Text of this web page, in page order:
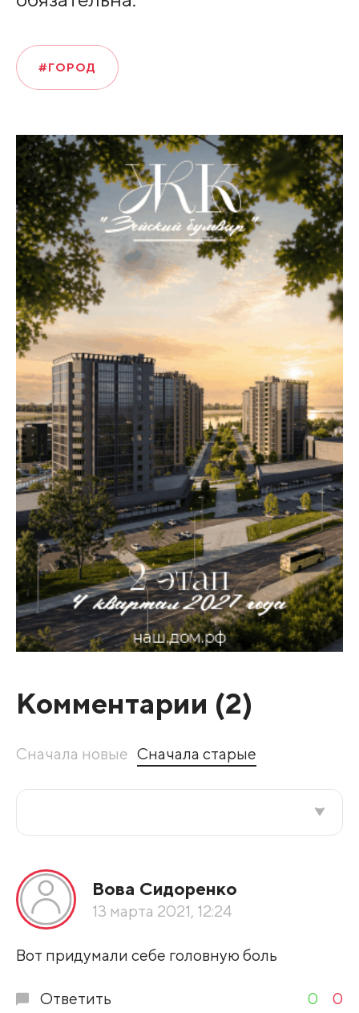
#ГОРОД
Комментарии (2)
Сначала новые Сначала старые
По рейтингу
Развернуть все
Вова Сидоренко
13 марта 2021, 12:24
Вот придумали себе головную боль
Ответить 0 0